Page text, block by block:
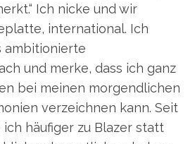
Ich nicke und wir
international. Ich
ambitionierte
und merke, dass ich ganz
bei meinen morgendlichen
verzeichnen kann. Seit
häufiger zu Blazer statt